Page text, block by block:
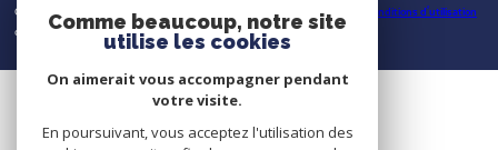
Ce site est protégé par reCAPTCHA, les Politiques de Confidentialité
Conditions d'utilisation
de Google s'appliquent.
Comme beaucoup, notre site
utilise les cookies
On aimerait vous accompagner pendant
votre visite.
En poursuivant, vous acceptez l'utilisation des